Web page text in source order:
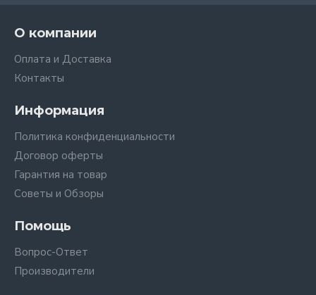
О компании
Оплата и Доставка
Контакты
Информация
Политика конфиденциальности
Договор оферты
Гарантия на товар
Советы и Обзоры
Помощь
Вопрос-Ответ
Производители